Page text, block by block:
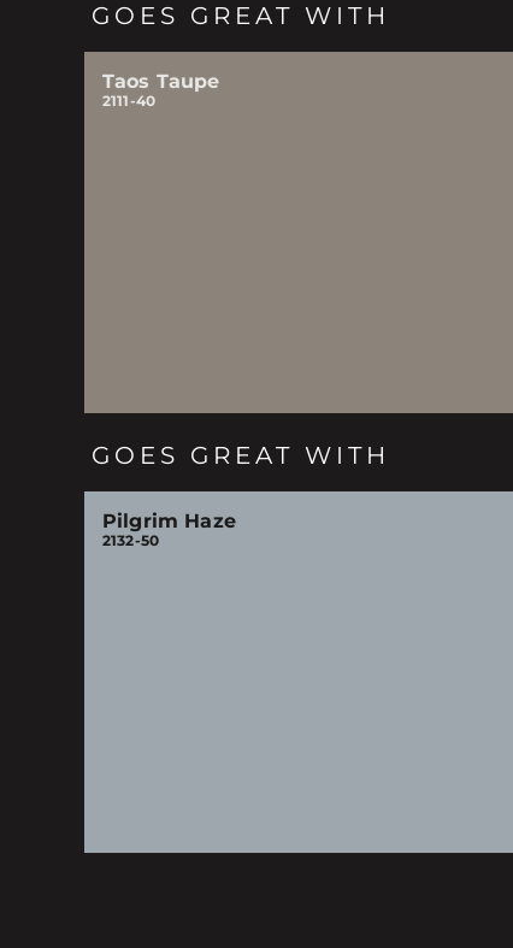
GOES GREAT WITH
Taos Taupe
2111-40
GOES GREAT WITH
Pilgrim Haze
2132-50